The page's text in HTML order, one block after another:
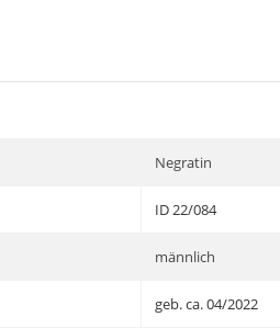
Negratin
ID 22/084
männlich
geb. ca. 04/2022